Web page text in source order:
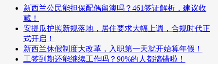
新西兰公民能担保配偶留澳吗？461签证解析，建议收
藏！
安提瓜护照新规落地，居住要求大幅上调，合规时代正
式开启！
新西兰休假制度大改革，入职第一天就开始算年假！
工签到期还能继续工作吗？90%的人都搞错啦！